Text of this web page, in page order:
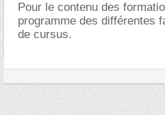
Pour le contenu des
programme des différentes
de cursus.